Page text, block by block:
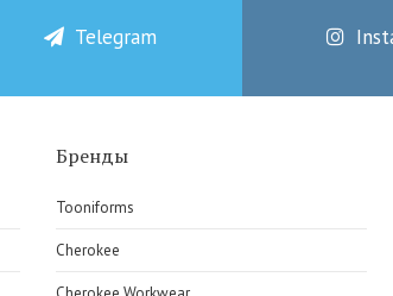
Telegram
Бренды
Tooniforms
Cherokee